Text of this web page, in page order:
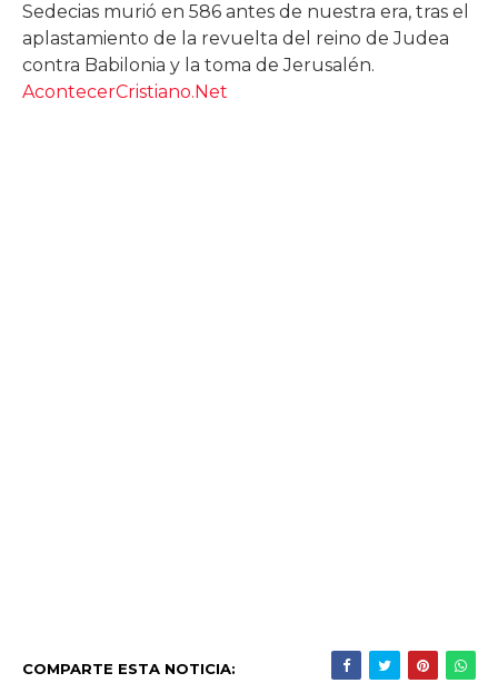
Sedecias murió en 586 antes de nuestra era, tras el
aplastamiento de la revuelta del reino de Judea
contra Babilonia y la toma de Jerusalén.
AcontecerCristiano.Net
COMPARTE ESTA NOTICIA: